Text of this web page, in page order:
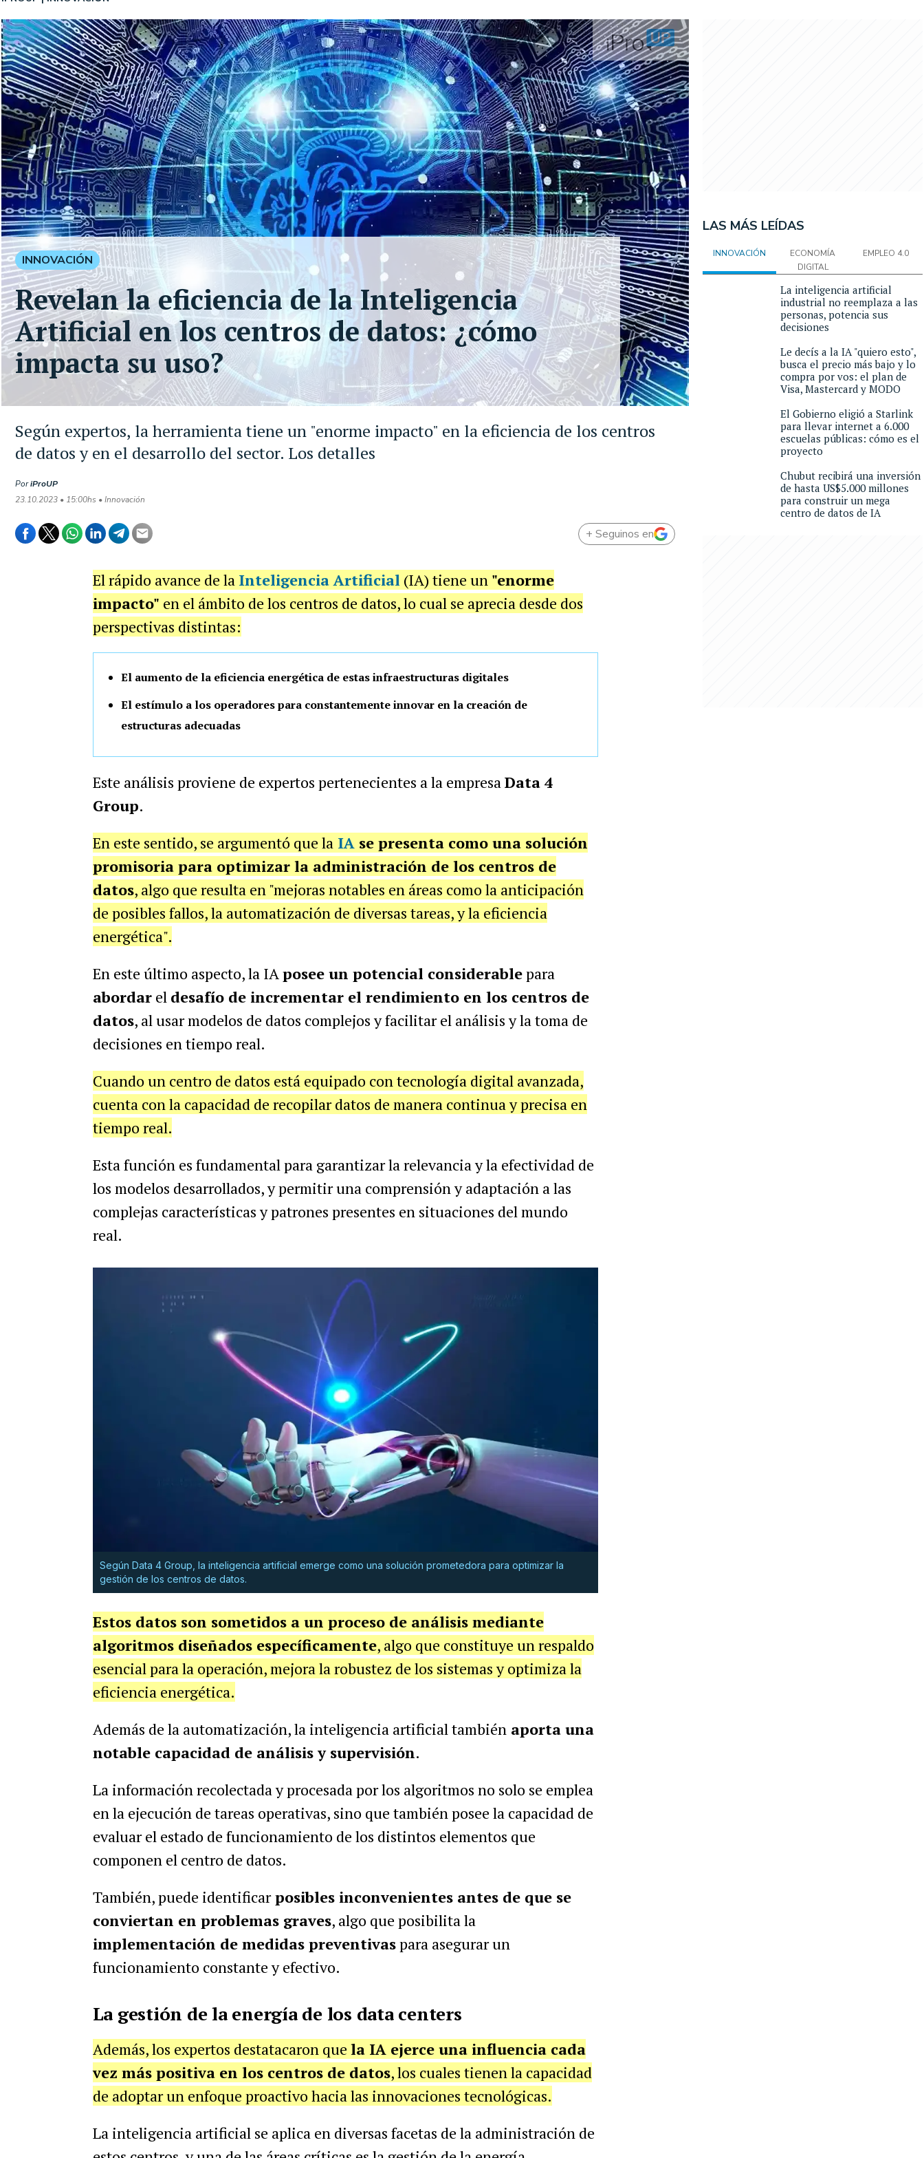
Según expertos, la herramienta tiene un "enorme impacto" en la eficiencia de los centros
de datos y en el desarrollo del sector. Los detalles
PoriProUP
23.10.2023 • 15:00hs • Innovación
INNOVACIÓN
Revelan la eficiencia de la Inteligencia
Artificial en los centros de datos: ¿cómo
impacta su uso?
+ Seguinos en
El rápido avance de la Inteligencia Artificial (IA) tiene un "enorme
impacto" en el ámbito de los centros de datos, lo cual se aprecia desde dos
perspectivas distintas:
El aumento de la eficiencia energética de estas infraestructuras digitales
El estímulo a los operadores para constantemente innovar en la creación de
estructuras adecuadas
Este análisis proviene de expertos pertenecientes a la empresaData 4
Group.
En este sentido, se argumentó que la IAse presenta como una solución
promisoria para optimizar la administración de los centros de
datos, algo que resulta en "mejoras notables en áreas como la anticipación
de posibles fallos, la automatización de diversas tareas, y la eficiencia
energética".
En este último aspecto, la IAposee un potencial considerablepara
abordarel desafío de incrementar el rendimiento en los centros de
datos, al usar modelos de datos complejos y facilitar el análisis y la toma de
decisiones en tiempo real.
Cuando un centro de datos está equipado con tecnología digital avanzada,
cuenta con la capacidad de recopilar datos de manera continua y precisa en
tiempo real.
Esta función es fundamental para garantizar la relevancia y la efectividad de
los modelos desarrollados, y permitir una comprensión y adaptación a las
complejas características y patrones presentes en situaciones del mundo
real.
Según Data 4 Group, la inteligencia artificial emerge como una solución prometedora para optimizar la
gestión de los centros de datos.
Estos datos son sometidos a un proceso de análisis mediante
algoritmos diseñados específicamente, algo que constituye un respaldo
esencial para la operación, mejora la robustez de los sistemas y optimiza la
eficiencia energética.
Además de la automatización, la inteligencia artificial tambiénaporta una
notable capacidad de análisis y supervisión.
La información recolectada y procesada por los algoritmos no solo se emplea
en la ejecución de tareas operativas, sino que también posee la capacidad de
evaluar el estado de funcionamiento de los distintos elementos que
componen el centro de datos.
También, puede identificarposibles inconvenientes antes de que se
conviertan en problemas graves, algo que posibilita la
implementación de medidas preventivaspara asegurar un
funcionamiento constante y efectivo.
La gestión de la energía de los data centers
Además, los expertos destatacaron que la IA ejerce una influencia cada
vez más positiva en los centros de datos, los cuales tienen la capacidad
de adoptar un enfoque proactivo hacia las innovaciones tecnológicas.
La inteligencia artificial se aplica en diversas facetas de la administración de
LAS MÁS LEÍDAS
INNOVACIÓN
ECONOMÍA
DIGITAL
EMPLEO 4.0
La inteligencia artificial
industrial no reemplaza a las
personas, potencia sus
decisiones
Le decís a la IA "quiero esto",
busca el precio más bajo y lo
compra por vos: el plan de
Visa, Mastercard y MODO
El Gobierno eligió a Starlink
para llevar internet a 6.000
escuelas públicas: cómo es el
proyecto
Chubut recibirá una inversión
de hasta US$5.000 millones
para construir un mega
centro de datos de IA